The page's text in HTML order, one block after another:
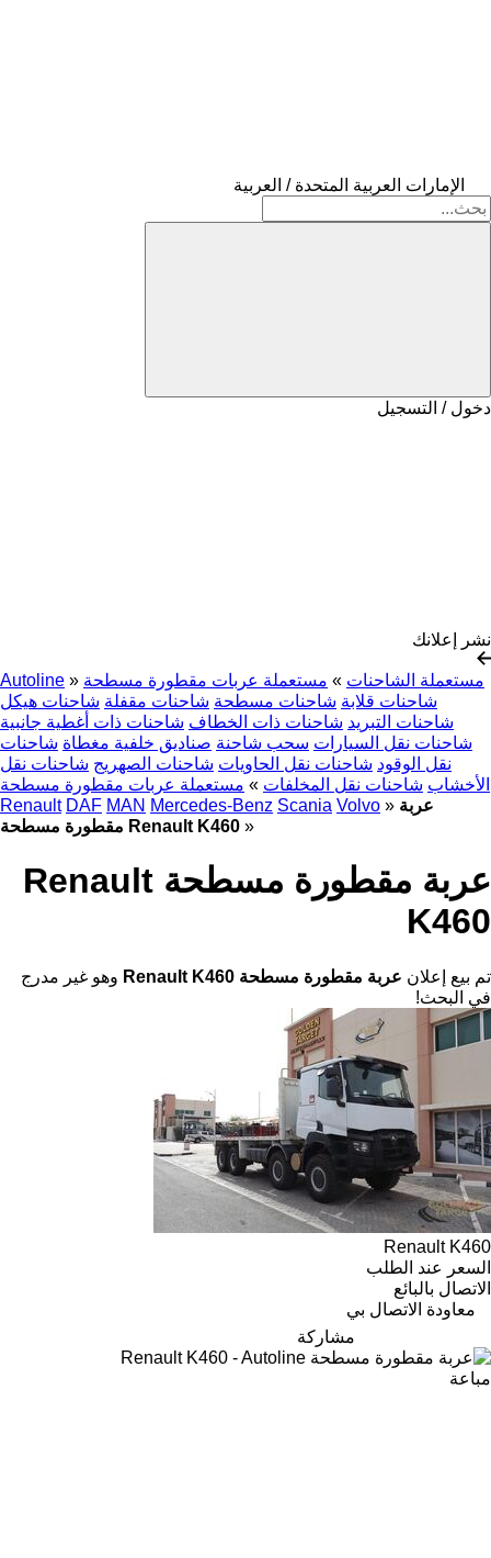
الإمارات العربية المتحدة / العربية
دخول / التسجيل
نشر إعلانك
Autoline » مستعملة الشاحنات » مستعملة عربات مقطورة مسطحة
شاحنات قلابة شاحنات مسطحة شاحنات مقفلة شاحنات هيكل
شاحنات التبريد شاحنات ذات الخطاف شاحنات ذات أغطية جانبية
شاحنات نقل السيارات سحب شاحنة صناديق خلفية مغطاة شاحنات
نقل الوقود شاحنات نقل الحاويات شاحنات الصهريج شاحنات نقل
الأخشاب شاحنات نقل المخلفات » مستعملة عربات مقطورة مسطحة
Renault DAF MAN Mercedes-Benz Scania Volvo » عربة
مقطورة مسطحة Renault K460 »
عربة مقطورة مسطحة Renault
K460
تم بيع إعلان عربة مقطورة مسطحة Renault K460
وهو غير مدرج
في البحث!
Renault K460
السعر عند الطلب
الاتصال بالبائع
معاودة الاتصال بي
مشاركة
مباعة